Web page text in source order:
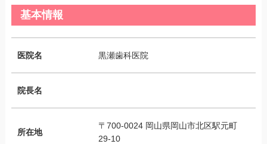
基本情報
医院名 黒瀬歯科医院
院長名
所在地
〒700-0024 岡山県岡山市北区駅元町
29-10